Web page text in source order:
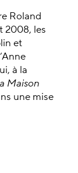
Roland
2008, les
et
à la
Maison
une mise